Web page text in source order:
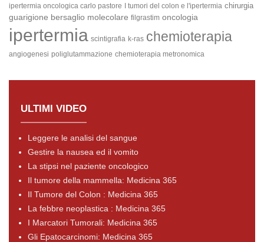
ipertermia oncologica carlo pastore
I tumori del colon e l'ipertermia chirurgia
guarigione bersaglio molecolare filgrastim oncologia
ipertermia scintigrafia k-ras chemioterapia
angiogenesi poliglutammazione chemioterapia metronomica
ULTIMI VIDEO
Leggere le analisi del sangue
Gestire la nausea ed il vomito
La stipsi nel paziente oncologico
Il tumore della mammella: Medicina 365
Il Tumore del Colon : Medicina 365
La febbre neoplastica : Medicina 365
I Marcatori Tumorali: Medicina 365
Gli Epatocarcinomi: Medicina 365